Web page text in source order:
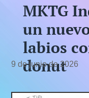
MKTG
un
labios
donut
9 de junio de 2026